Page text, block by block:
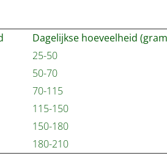
Dagelijkse hoeveelheid
25-50
50-70
70-115
115-150
150-180
180-210